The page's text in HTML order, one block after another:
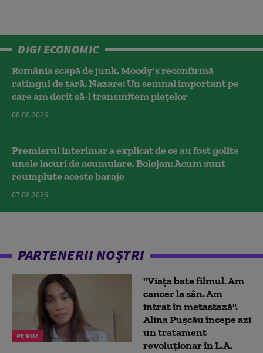
DIGI ECONOMIC
România scapă de junk. Moody's reconfirmă
ratingul de țară. Nazare: Un semnal important pe
care am dorit să-l transmitem piețelor
08.08.2026
Premierul interimar a explicat de ce au fost golite
unele lacuri de acumulare. Bolojan: Acum sunt
reumplute aceste baraje
07.08.2026
PARTENERII NOȘTRI
PE ROZ
"Viața bate filmul. Am
cancer la sân. Am
intrat în metastază".
Alina Pușcău începe azi
un tratament
revoluționar în L.A.